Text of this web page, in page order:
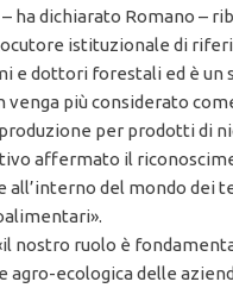
ha dichiarato Romano –
istituzionale di
e dottori forestali ed è un
venga più considerato
per prodotti di
affermato il
del mondo dei
nostro ruolo è
agro-ecologica delle